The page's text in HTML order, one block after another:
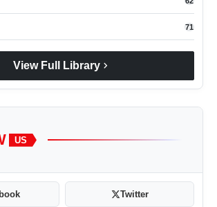
71
View Full Library chevron_right
US
Twitter